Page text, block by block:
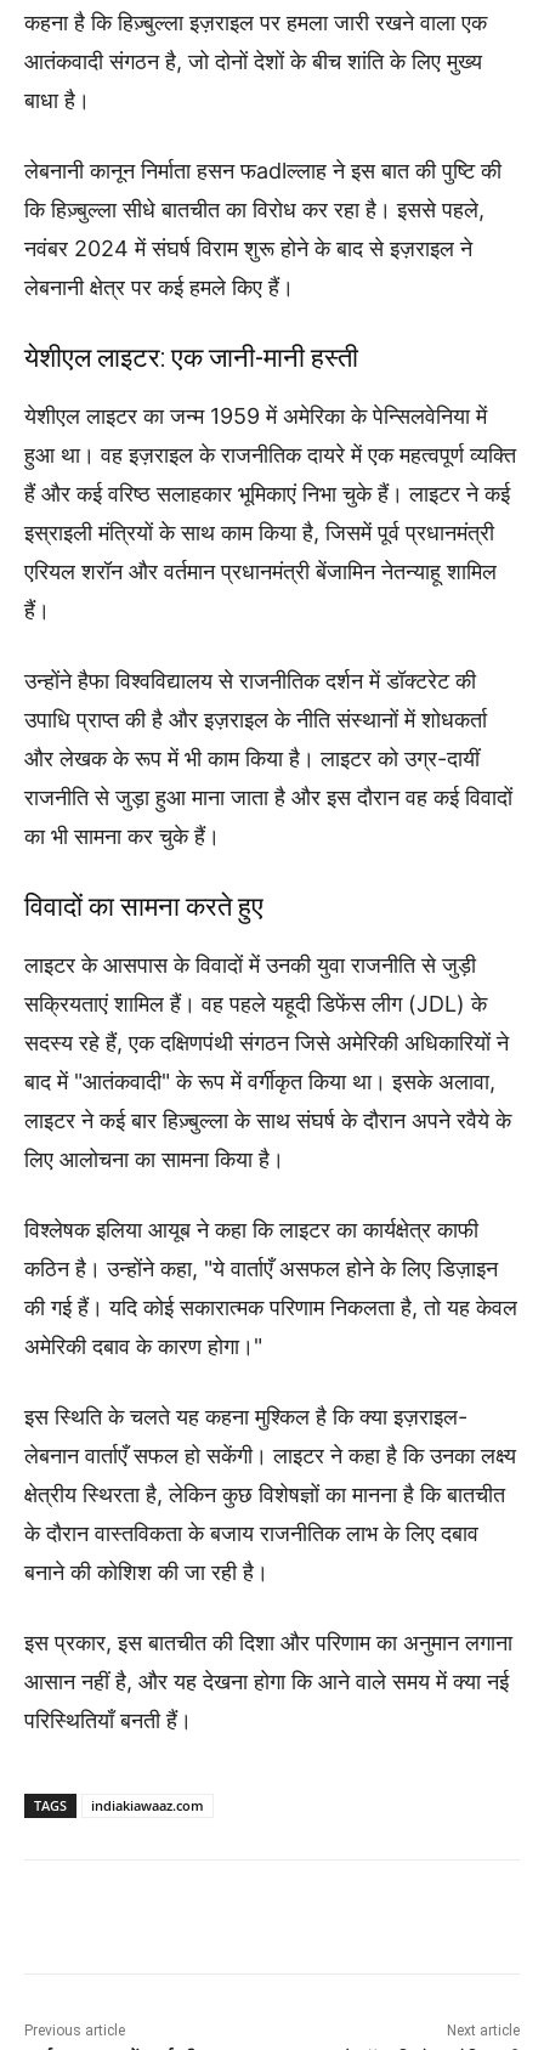
कहना है कि हिज़्बुल्ला इज़राइल पर हमला जारी रखने वाला एक
आतंकवादी संगठन है, जो दोनों देशों के बीच शांति के लिए मुख्य
बाधा है।
लेबनानी कानून निर्माता हसन फadlल्लाह ने इस बात की पुष्टि की
कि हिज़्बुल्ला सीधे बातचीत का विरोध कर रहा है। इससे पहले,
नवंबर 2024 में संघर्ष विराम शुरू होने के बाद से इज़राइल ने
लेबनानी क्षेत्र पर कई हमले किए हैं।
येशीएल लाइटर: एक जानी-मानी हस्ती
येशीएल लाइटर का जन्म 1959 में अमेरिका के पेन्सिलवेनिया में
हुआ था। वह इज़राइल के राजनीतिक दायरे में एक महत्वपूर्ण व्यक्ति
हैं और कई वरिष्ठ सलाहकार भूमिकाएं निभा चुके हैं। लाइटर ने कई
इस्राइली मंत्रियों के साथ काम किया है, जिसमें पूर्व प्रधानमंत्री
एरियल शरॉन और वर्तमान प्रधानमंत्री बेंजामिन नेतन्याहू शामिल
हैं।
उन्होंने हैफा विश्वविद्यालय से राजनीतिक दर्शन में डॉक्टरेट की
उपाधि प्राप्त की है और इज़राइल के नीति संस्थानों में शोधकर्ता
और लेखक के रूप में भी काम किया है। लाइटर को उग्र-दायीं
राजनीति से जुड़ा हुआ माना जाता है और इस दौरान वह कई विवादों
का भी सामना कर चुके हैं।
विवादों का सामना करते हुए
लाइटर के आसपास के विवादों में उनकी युवा राजनीति से जुड़ी
सक्रियताएं शामिल हैं। वह पहले यहूदी डिफेंस लीग (JDL) के
सदस्य रहे हैं, एक दक्षिणपंथी संगठन जिसे अमेरिकी अधिकारियों ने
बाद में "आतंकवादी" के रूप में वर्गीकृत किया था। इसके अलावा,
लाइटर ने कई बार हिज़्बुल्ला के साथ संघर्ष के दौरान अपने रवैये के
लिए आलोचना का सामना किया है।
विश्लेषक इलिया आयूब ने कहा कि लाइटर का कार्यक्षेत्र काफी
कठिन है। उन्होंने कहा, "ये वार्ताएँ असफल होने के लिए डिज़ाइन
की गई हैं। यदि कोई सकारात्मक परिणाम निकलता है, तो यह केवल
अमेरिकी दबाव के कारण होगा।"
इस स्थिति के चलते यह कहना मुश्किल है कि क्या इज़राइल-
लेबनान वार्ताएँ सफल हो सकेंगी। लाइटर ने कहा है कि उनका लक्ष्य
क्षेत्रीय स्थिरता है, लेकिन कुछ विशेषज्ञों का मानना है कि बातचीत
के दौरान वास्तविकता के बजाय राजनीतिक लाभ के लिए दबाव
बनाने की कोशिश की जा रही है।
इस प्रकार, इस बातचीत की दिशा और परिणाम का अनुमान लगाना
आसान नहीं है, और यह देखना होगा कि आने वाले समय में क्या नई
परिस्थितियाँ बनती हैं।
TAGS indiakiawaaz.com
Previous article Next article